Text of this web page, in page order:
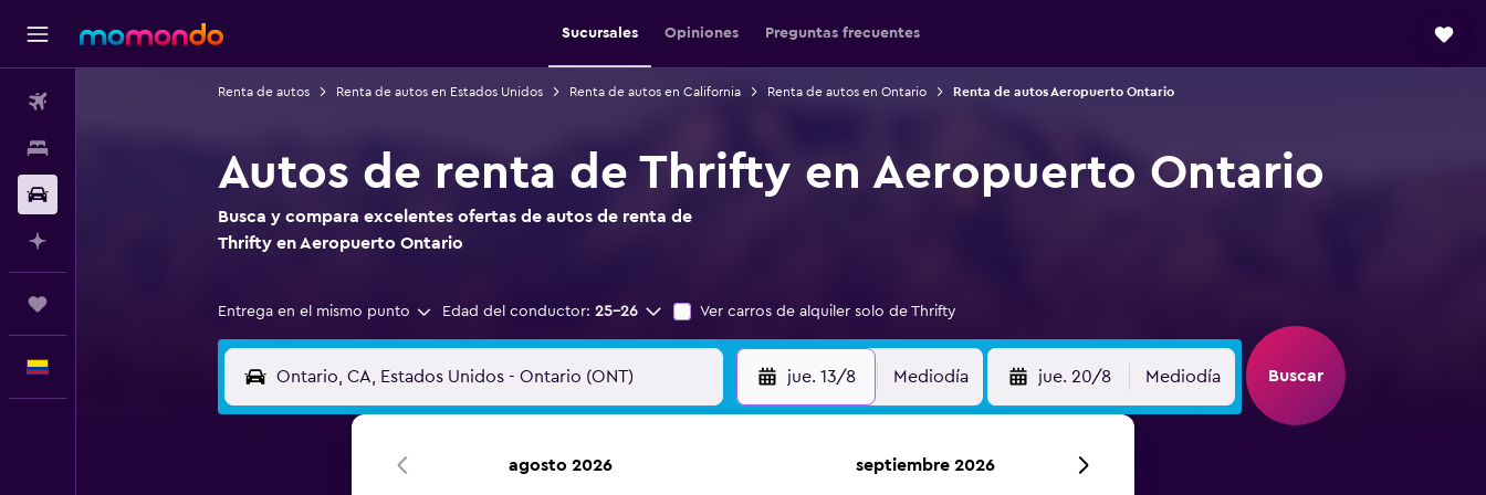
Sucursales Opiniones Preguntas frecuentes
Renta de autos Renta de autos en Estados Unidos Renta de autos en California Renta de autos en Ontario Renta de autos Aeropuerto Ontario
Autos de renta de Thrifty en Aeropuerto Ontario
Busca y compara excelentes ofertas de autos de renta de
Thrifty en Aeropuerto Ontario
Entrega en el mismo punto Edad del conductor: 25-26 Ver carros de alquiler solo de Thrifty
jue. 13/8 Mediodía jue. 20/8 Mediodía Buscar
agosto 2026 septiembre 2026